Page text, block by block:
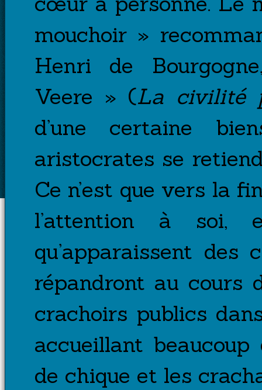
mouchoir »
Henri de
Veere » (La civilité
d’une certaine
aristocrates se
Ce n’est que vers la
l’attention à soi,
qu’apparaissent des
répandront au cours
crachoirs publics
accueillant
de chique et les